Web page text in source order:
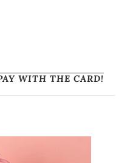
WITH THE CARD!